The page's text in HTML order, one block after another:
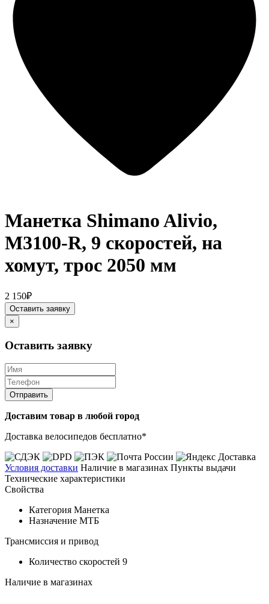
Манетка Shimano Alivio,
M3100-R, 9 скоростей, на
хомут, трос 2050 мм
2 150₽
Оставить заявку
×
Оставить заявку
Отправить
Доставим товар в любой город
Доставка велосипедов бесплатно*
Условия доставки Наличие в магазинах Пункты выдачи
Технические характеристики
Свойства
Категория Манетка
Назначение МТБ
Трансмиссия и привод
Количество скоростей 9
Наличие в магазинах